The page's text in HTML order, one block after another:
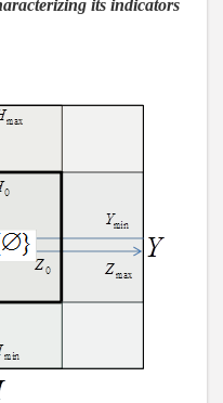
its indicators